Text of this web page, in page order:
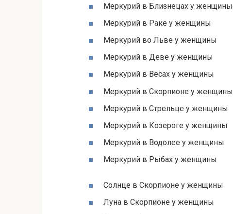
Меркурий в Близнецах у женщины
Меркурий в Раке у женщины
Меркурий во Льве у женщины
Меркурий в Деве у женщины
Меркурий в Весах у женщины
Меркурий в Скорпионе у женщины
Меркурий в Стрельце у женщины
Меркурий в Козероге у женщины
Меркурий в Водолее у женщины
Меркурий в Рыбах у женщины
Солнце в Скорпионе у женщины
Луна в Скорпионе у женщины